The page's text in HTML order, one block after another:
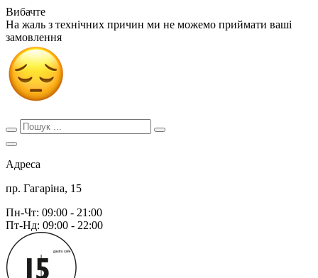
Вибачте
На жаль з технічних причин ми не можемо приймати ваші
замовлення
Адреса
пр. Гагаріна, 15
Пн-Чт: 09:00 - 21:00
Пт-Нд: 09:00 - 22:00